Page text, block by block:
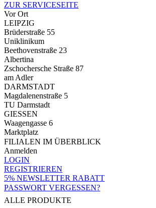
ZUR SERVICESEITE
Vor Ort
LEIPZIG
Brüderstraße 55
Uniklinikum
Beethovenstraße 23
Albertina
Zschochersche Straße 87
am Adler
DARMSTADT
Magdalenenstraße 5
TU Darmstadt
GIESSEN
Waagengasse 6
Marktplatz
FILIALEN IM ÜBERBLICK
Anmelden
LOGIN
REGISTRIEREN
5% NEWSLETTER RABATT
PASSWORT VERGESSEN?
ALLE PRODUKTE